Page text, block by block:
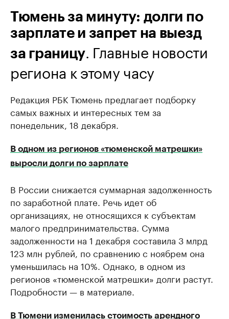
Тюмень за минуту: долги по
зарплате и запрет на выезд
за границу. Главные новости
региона к этому часу
Редакция РБК Тюмень предлагает подборку
самых важных и интересных тем за
понедельник, 18 декабря.
В одном из регионов «тюменской матрешки»
выросли долги по зарплате
В России снижается суммарная задолженность
по заработной плате. Речь идет об
организациях, не относящихся к субъектам
малого предпринимательства. Сумма
задолженности на 1 декабря составила 3 млрд
123 млн рублей, по сравнению c ноябрем она
уменьшилась на 10%. Однако, в одном из
регионов «тюменской матрешки» долги растут.
Подробности — в материале.
В Тюмени изменилась стоимость арендного